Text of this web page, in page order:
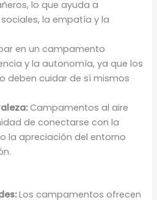
lo que ayuda a
la empatía y la
en un campamento
y la autonomía, ya que los
deben cuidar de sí mismos
Campamentos al aire
de conectarse con la
la apreciación del entorno
Los campamentos ofrecen